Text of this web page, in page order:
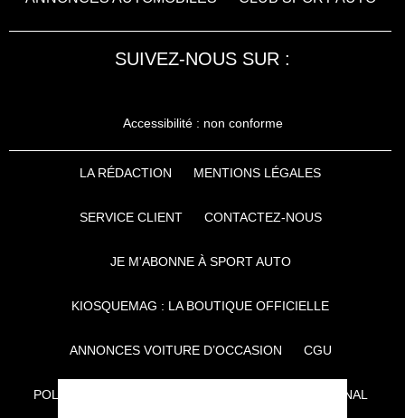
SUIVEZ-NOUS SUR :
Accessibilité : non conforme
LA RÉDACTION MENTIONS LÉGALES
SERVICE CLIENT CONTACTEZ-NOUS
JE M'ABONNE À SPORT AUTO
KIOSQUEMAG : LA BOUTIQUE OFFICIELLE
ANNONCES VOITURE D’OCCASION CGU
POLITIQUE DE CONFIDENTIALITÉ L'AUTO JOURNAL